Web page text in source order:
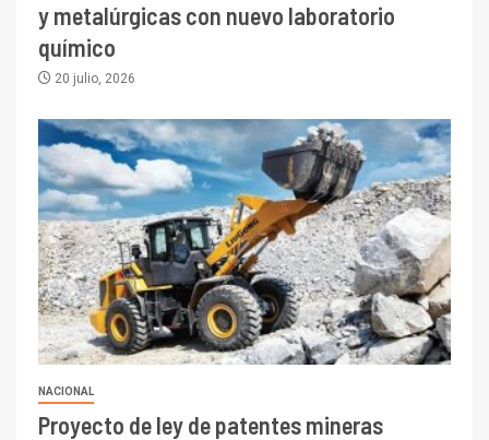
y metalúrgicas con nuevo laboratorio
químico
20 julio, 2026
NACIONAL
Proyecto de ley de patentes mineras
3 I+D
PIB minero impacta el
crecimiento regional: Banco
Central reporta resultados
dispares en el primer
trimestre
4 I+D
Informe bimensual de
alcanza máximos por escasez
de concentrados